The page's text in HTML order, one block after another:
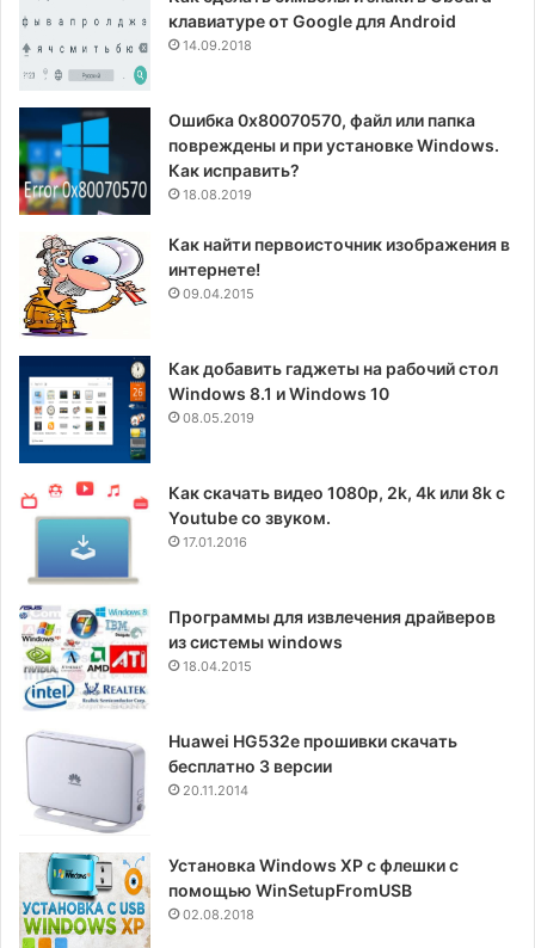
клавиатуре от Google для Android
14.09.2018
Ошибка 0x80070570, файл или папка
повреждены и при установке Windows.
Как исправить?
18.08.2019
Как найти первоисточник изображения в
интернете!
09.04.2015
Как добавить гаджеты на рабочий стол
Windows 8.1 и Windows 10
08.05.2019
Как скачать видео 1080p, 2k, 4k или 8k с
Youtube со звуком.
17.01.2016
Программы для извлечения драйверов
из системы windows
18.04.2015
Huawei HG532e прошивки скачать
бесплатно 3 версии
20.11.2014
Установка Windows XP с флешки с
помощью WinSetupFromUSB
02.08.2018